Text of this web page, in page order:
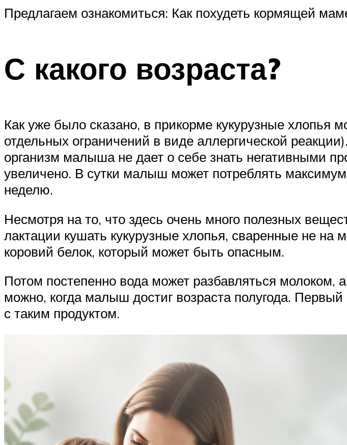
Предлагаем ознакомиться: Как похудеть кормящей
С какого возраста?
Как уже было сказано, в прикорме кукурузные хлопья
отдельных ограничений в виде аллергической
организм малыша не дает о себе знать негативными
увеличено. В сутки малыш может потреблять
неделю.
Несмотря на то, что здесь очень много полезных
лактации кушать кукурузные хлопья, сваренные не на
коровий белок, который может быть опасным.
Потом постепенно вода может разбавляться молоком,
можно, когда малыш достиг возраста полугода.
с таким продуктом.